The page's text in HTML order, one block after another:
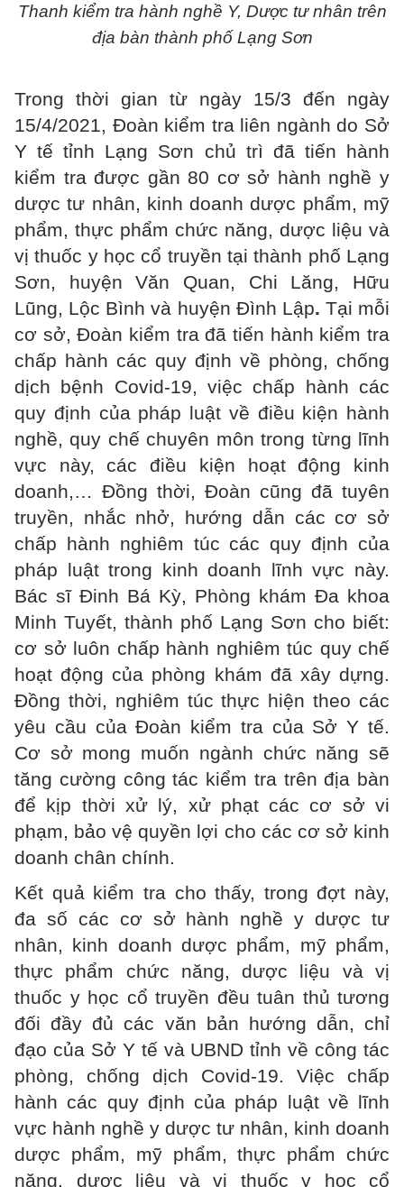
Thanh kiểm tra hành nghề Y, Dược tư nhân trên
địa bàn thành phố Lạng Sơn
Trong thời gian từ ngày 15/3 đến ngày
15/4/2021, Đoàn kiểm tra liên ngành do Sở
Y tế tỉnh Lạng Sơn chủ trì đã tiến hành
kiểm tra được gần 80 cơ sở hành nghề y
dược tư nhân, kinh doanh dược phẩm, mỹ
phẩm, thực phẩm chức năng, dược liệu và
vị thuốc y học cổ truyền tại thành phố Lạng
Sơn, huyện Văn Quan, Chi Lăng, Hữu
Lũng, Lộc Bình và huyện Đình Lập. Tại mỗi
cơ sở, Đoàn kiểm tra đã tiến hành kiểm tra
chấp hành các quy định về phòng, chống
dịch bệnh Covid-19, việc chấp hành các
quy định của pháp luật về điều kiện hành
nghề, quy chế chuyên môn trong từng lĩnh
vực này, các điều kiện hoạt động kinh
doanh,… Đồng thời, Đoàn cũng đã tuyên
truyền, nhắc nhở, hướng dẫn các cơ sở
chấp hành nghiêm túc các quy định của
pháp luật trong kinh doanh lĩnh vực này.
Bác sĩ Đinh Bá Kỳ, Phòng khám Đa khoa
Minh Tuyết, thành phố Lạng Sơn cho biết:
cơ sở luôn chấp hành nghiêm túc quy chế
hoạt động của phòng khám đã xây dựng.
Đồng thời, nghiêm túc thực hiện theo các
yêu cầu của Đoàn kiểm tra của Sở Y tế.
Cơ sở mong muốn ngành chức năng sẽ
tăng cường công tác kiểm tra trên địa bàn
để kịp thời xử lý, xử phạt các cơ sở vi
phạm, bảo vệ quyền lợi cho các cơ sở kinh
doanh chân chính.
Kết quả kiểm tra cho thấy, trong đợt này,
đa số các cơ sở hành nghề y dược tư
nhân, kinh doanh dược phẩm, mỹ phẩm,
thực phẩm chức năng, dược liệu và vị
thuốc y học cổ truyền đều tuân thủ tương
đối đầy đủ các văn bản hướng dẫn, chỉ
đạo của Sở Y tế và UBND tỉnh về công tác
phòng, chống dịch Covid-19. Việc chấp
hành các quy định của pháp luật về lĩnh
vực hành nghề y dược tư nhân, kinh doanh
dược phẩm, mỹ phẩm, thực phẩm chức
năng, dược liệu và vị thuốc y học cổ